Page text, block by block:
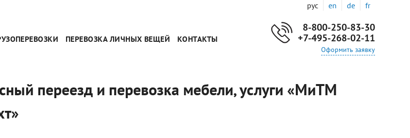
ПЕРЕВОЗКА ЛИЧНЫХ ВЕЩЕЙ КОНТАКТЫ
8-800-250-83-30
+7-495-268-02-11
Оформить заявку
рус en de fr
переезд и перевозка мебели, услуги «МиТМ